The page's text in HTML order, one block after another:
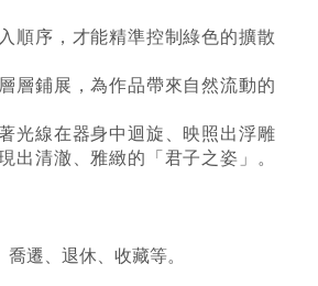
順序， 才能精準控制綠色的擴散
層鋪展，為作品帶來自然流動的
光線在器身中迴旋、映照出浮雕
出清澈、雅緻的「君子之姿」。
喬遷、退休 、收藏等。